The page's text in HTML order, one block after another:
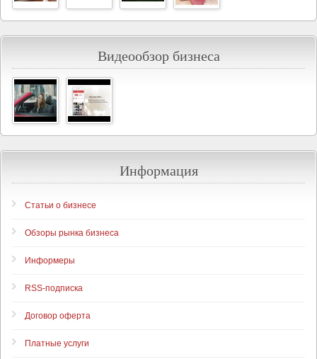
Видеообзор бизнеса
Информация
Статьи о бизнесе
Обзоры рынка бизнеса
Информеры
RSS-подписка
Договор оферта
Платные услуги